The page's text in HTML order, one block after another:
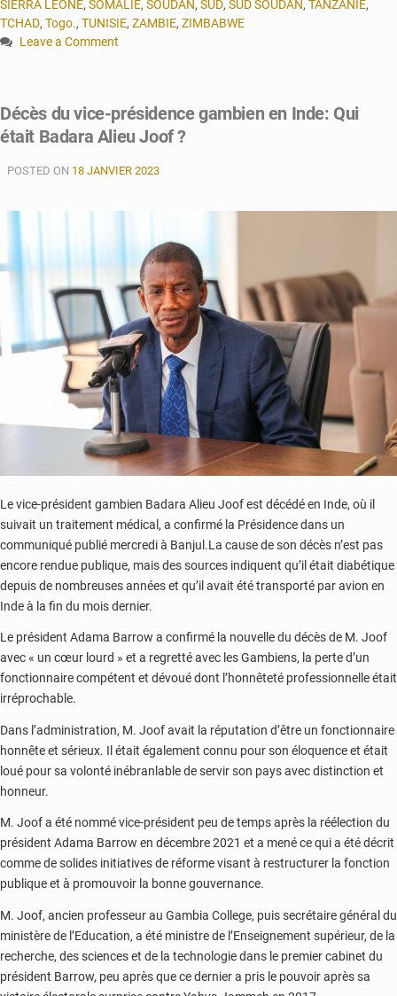
SIERRA LEONE, SOMALIE, SOUDAN, SUD, SUD SOUDAN, TANZANIE,
TCHAD, Togo., TUNISIE, ZAMBIE, ZIMBABWE
Leave a Comment
:
l’Afrique
le
du
Décès du vice-présidence gambien en Inde: Qui
était Badara Alieu Joof ?
POSTED ON 18 JANVIER 2023
Le vice-président gambien Badara Alieu Joof est décédé en Inde, où il
suivait un traitement médical, a confirmé la Présidence dans un
communiqué publié mercredi à Banjul.La cause de son décès n’est pas
encore rendue publique, mais des sources indiquent qu’il était diabétique
depuis de nombreuses années et qu’il avait été transporté par avion en
Inde à la fin du mois dernier.
Le président Adama Barrow a confirmé la nouvelle du décès de M. Joof
avec « un cœur lourd » et a regretté avec les Gambiens, la perte d’un
fonctionnaire compétent et dévoué dont l’honnêteté professionnelle était
irréprochable.
Dans l’administration, M. Joof avait la réputation d’être un fonctionnaire
honnête et sérieux. Il était également connu pour son éloquence et était
loué pour sa volonté inébranlable de servir son pays avec distinction et
honneur.
M. Joof a été nommé vice-président peu de temps après la réélection du
président Adama Barrow en décembre 2021 et a mené ce qui a été décrit
comme de solides initiatives de réforme visant à restructurer la fonction
publique et à promouvoir la bonne gouvernance.
M. Joof, ancien professeur au Gambia College, puis secrétaire général du
ministère de l’Education, a été ministre de l’Enseignement supérieur, de la
recherche, des sciences et de la technologie dans le premier cabinet du
président Barrow, peu après que ce dernier a pris le pouvoir après sa